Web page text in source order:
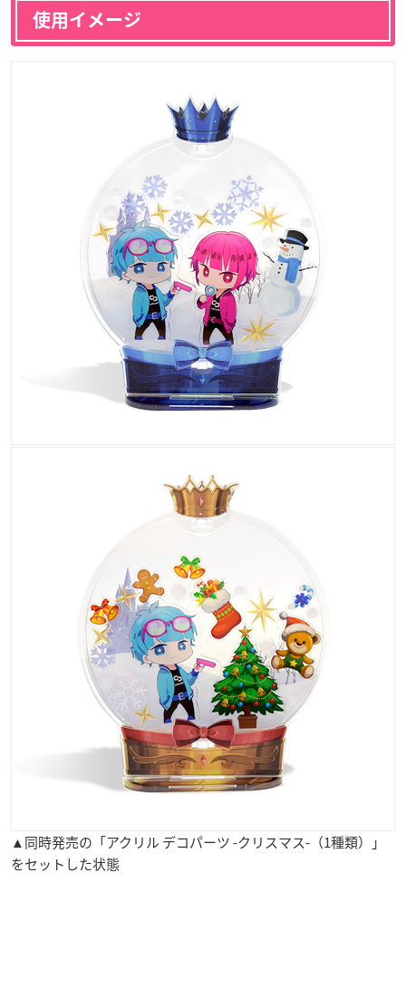
使用イメージ
▲同時発売の「アクリル デコパーツ -クリスマス-（1種類）」
をセットした状態